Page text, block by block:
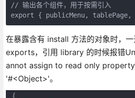
// 输出各个组件，用于按需引入
在暴露含有 install 方法的对象时，
exports，引用 library 的时候报错
annot assign to read only
'#<Object>'。